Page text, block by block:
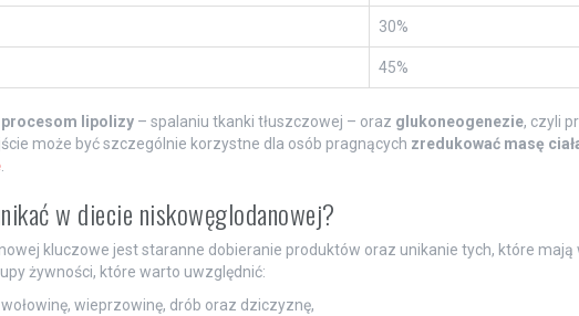
30%
45%
procesom lipolizy– spalaniu tkanki tłuszczowej – oraz glukoneogenezie, czyli
może być szczególnie korzystne dla osób pragnących zredukować masę
.
w diecie niskowęglodanowej?
kluczowe jest staranne dobieranie produktów oraz unikanie tych, które
żywności, które warto uwzględnić:
wieprzowinę, drób oraz dziczyznę,